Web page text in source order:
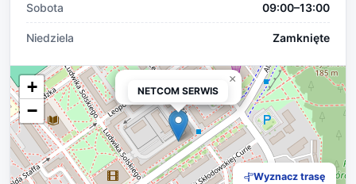
Sobota 09:00–13:00
Niedziela Zamknięte
NETCOM SERWIS
×
+
−
NETCOM SERWIS
Wyznacz trasę